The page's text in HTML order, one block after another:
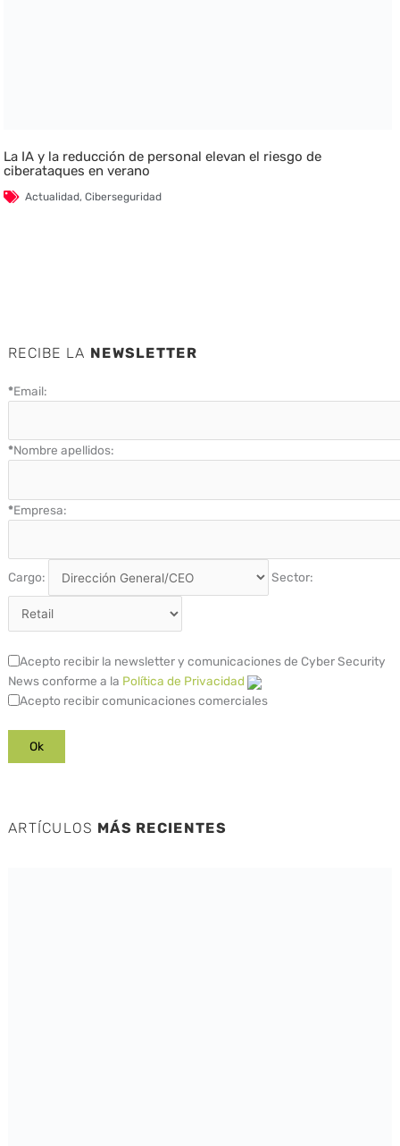
La IA y la reducción de personal elevan el riesgo de
ciberataques en verano
Actualidad,Ciberseguridad
RECIBE LA NEWSLETTER
*Email:
*Nombre apellidos:
*Empresa:
Cargo: Sector:
Acepto recibir la newsletter y comunicaciones de Cyber Security
News conforme a la Política de Privacidad
Acepto recibir comunicaciones comerciales
ARTÍCULOS MÁS RECIENTES